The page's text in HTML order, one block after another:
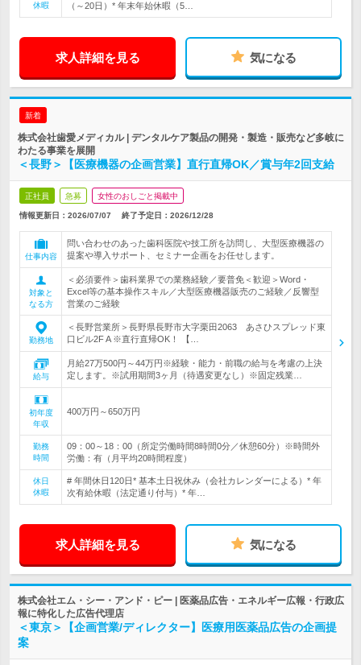
休暇
（～20日）* 年末年始休暇（5…
求人詳細を見る 気になる
新着
株式会社歯愛メディカル | デンタルケア製品の開発・製造・販売など多岐に
わたる事業を展開
＜長野＞【医療機器の企画営業】直行直帰OK／賞与年2回支給
正社員 急募 女性のおしごと掲載中
情報更新日：2026/07/07 終了予定日： 2026/12/28
仕事内容
問い合わせのあった歯科医院や技工所を訪問し、大型医療機器の
提案や導入サポート、セミナー企画をお任せします。
対象と
なる方
＜必須要件＞歯科業界での業務経験／要普免＜歓迎＞Word・
Excel等の基本操作スキル／大型医療機器販売のご経験／反響型
営業のご経験
勤務地
＜長野営業所＞長野県長野市大字栗田2063 あさひスプレッド東
口ビル2F A ※直行直帰OK！ 【…
給与
月給27万500円～44万円※経験・能力・前職の給与を考慮の上決
定します。※試用期間3ヶ月（待遇変更なし）※固定残業…
初年度
年収
400万円～650万円
勤務
時間
09：00～18：00（所定労働時間8時間0分／休憩60分）※時間外
労働：有（月平均20時間程度）
休日
休暇
# 年間休日120日* 基本土日祝休み（会社カレンダーによる）* 年
次有給休暇（法定通り付与）* 年…
求人詳細を見る 気になる
株式会社エム・シー・アンド・ピー | 医薬品広告・エネルギー広報・行政広
報に特化した広告代理店
＜東京＞【企画営業/ディレクター】医療用医薬品広告の企画提
案